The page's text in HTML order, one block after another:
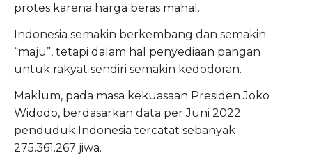
protes karena harga beras mahal.
Indonesia semakin berkembang dan semakin
“maju”, tetapi dalam hal penyediaan pangan
untuk rakyat sendiri semakin kedodoran.
Maklum, pada masa kekuasaan Presiden Joko
Widodo, berdasarkan data per Juni 2022
penduduk Indonesia tercatat sebanyak
275.361.267 jiwa.